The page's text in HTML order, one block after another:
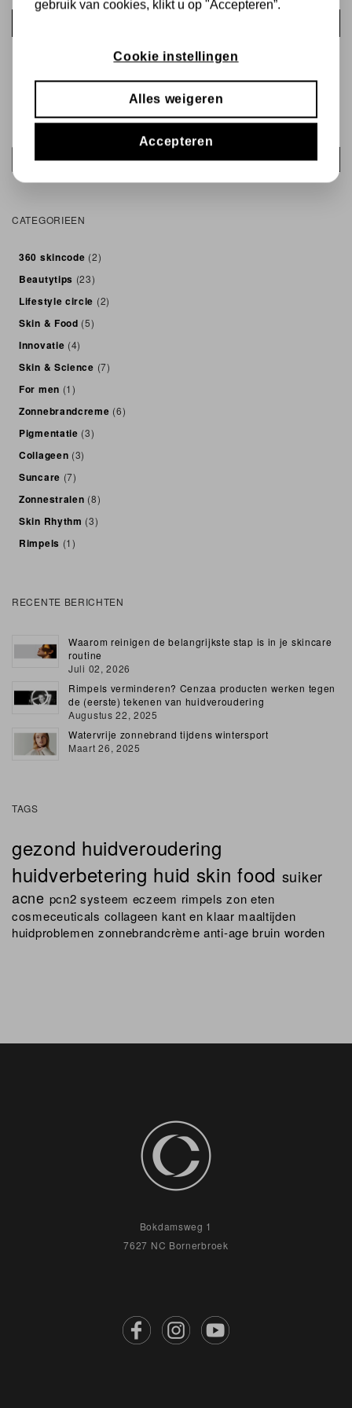
Zoek
CATEGORIEEN
360 skincode (2)
Beautytips (23)
Lifestyle circle (2)
Skin & Food (5)
Innovatie (4)
Skin & Science (7)
For men (1)
Zonnebrandcreme (6)
Pigmentatie (3)
Collageen (3)
Suncare (7)
Zonnestralen (8)
Skin Rhythm (3)
Rimpels (1)
RECENTE BERICHTEN
Waarom reinigen de belangrijkste stap is in je skincare
routine
Juli 02, 2026
Rimpels verminderen? Cenzaa producten werken tegen
de (eerste) tekenen van huidveroudering
Augustus 22, 2025
Watervrije zonnebrand tijdens wintersport
Maart 26, 2025
TAGS
gezond huidveroudering
huidverbetering huid skinfood suiker
acne pcn2 systeem eczeem rimpelszon eten
cosmeceuticals collageen kant en klaar maaltijden
huidproblemen zonnebrandcrèmeanti-agebruin worden
Bokdamsweg 1
7627 NC Bornerbroek
gebruik van cookies, klikt u op "Accepteren”.
Cookie instellingen
Alles weigeren
Accepteren